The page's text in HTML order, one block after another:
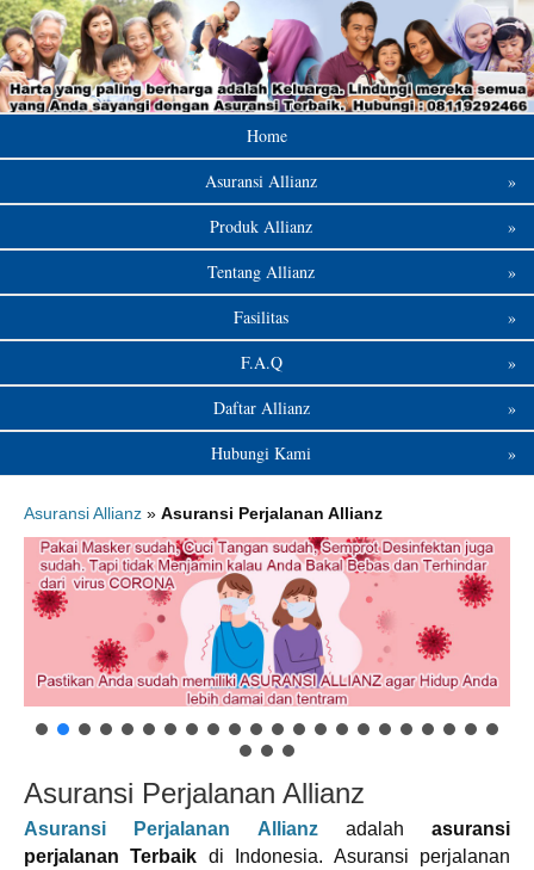
Home
Asuransi Allianz
»
Produk Allianz
»
Tentang Allianz
»
Fasilitas
»
F.A.Q
»
Daftar Allianz
»
Hubungi Kami
»
Asuransi Allianz » Asuransi Perjalanan Allianz
Asuransi Perjalanan Allianz
Asuransi Perjalanan Allianzadalah asuransi
perjalanan Terbaik di Indonesia. Asuransi perjalanan